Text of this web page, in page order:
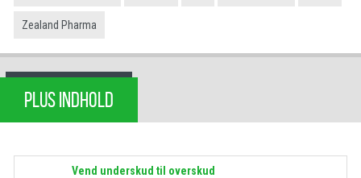
Zealand Pharma
PLUS INDHOLD
Vend underskud til overskud